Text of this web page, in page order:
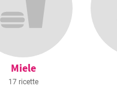
Miele
17 ricette